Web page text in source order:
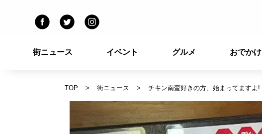
街ニュース イベント グルメ おでかけ
TOP 街ニュース チキン南蛮好きの方、始まってますよ!